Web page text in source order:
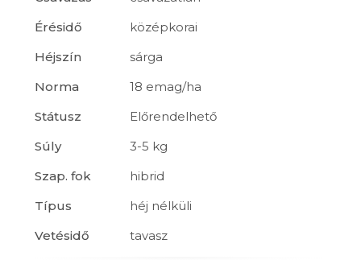
Érésidő
középkorai
Héjszín
sárga
Norma
18 emag/ha
Státusz
Előrendelhető
Súly
3-5 kg
Szap. fok
hibrid
Típus
héj nélküli
Vetésidő
tavasz